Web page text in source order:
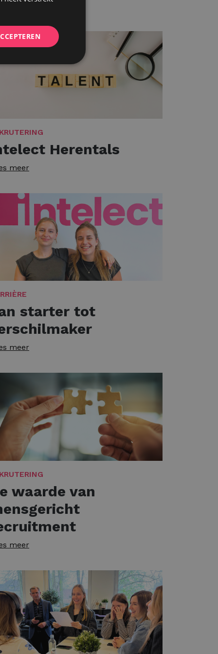
Herentals
meer
starter tot
meer
waarde van
meer